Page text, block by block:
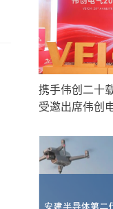
携手伟创二十
受邀出席伟创